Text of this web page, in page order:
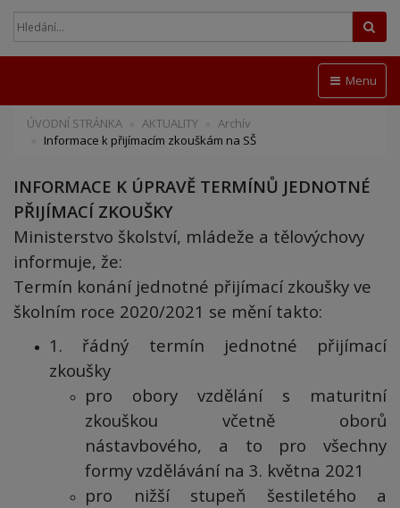
Menu
ÚVODNÍ STRÁNKA AKTUALITY
Archív
Informace k přijímacím zkouškám na SŠ
INFORMACE K ÚPRAVĚ TERMÍNŮ JEDNOTNÉ
PŘIJÍMACÍ ZKOUŠKY
Ministerstvo školství, mládeže a tělovýchovy
informuje, že:
Termín konání jednotné přijímací zkoušky ve
školním roce 2020/2021 se mění takto:
1. řádný termín jednotné přijímací
zkoušky
pro obory vzdělání s maturitní
zkouškou včetně oborů
nástavbového, a to pro všechny
formy vzdělávání na 3. května 2021
pro nižší stupeň šestiletého a